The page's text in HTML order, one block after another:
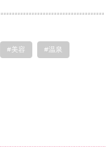
#美容 #温泉